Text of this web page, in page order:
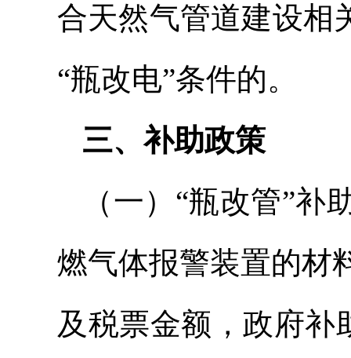
合天然气管道建设相
“瓶改电”条件的。
三、补助政策
（一）“瓶改管”
燃气体报警装置的材
及税票金额，政府补